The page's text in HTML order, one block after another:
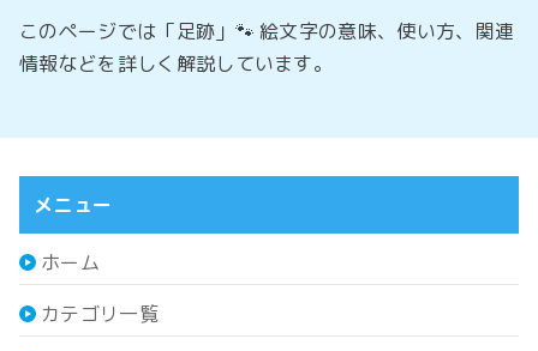
このページでは「足跡」🐾 絵文字の意味、使い方、関連
情報などを詳しく解説しています。
メニュー
ホーム
カテゴリ一覧